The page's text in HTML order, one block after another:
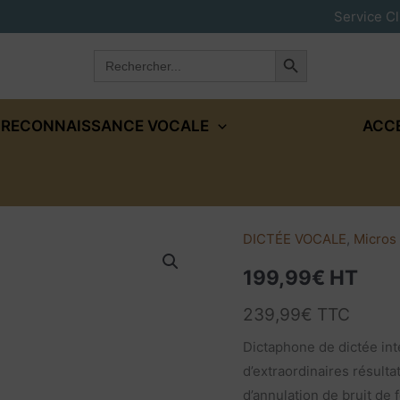
Service
for:
RECONNAISSANCE VOCALE
DICTÉE VOCALE,
199,99€ HT
239,99€ TTC
Dictaphone de dictée
d’extraordinaires
d’annulation de bruit de